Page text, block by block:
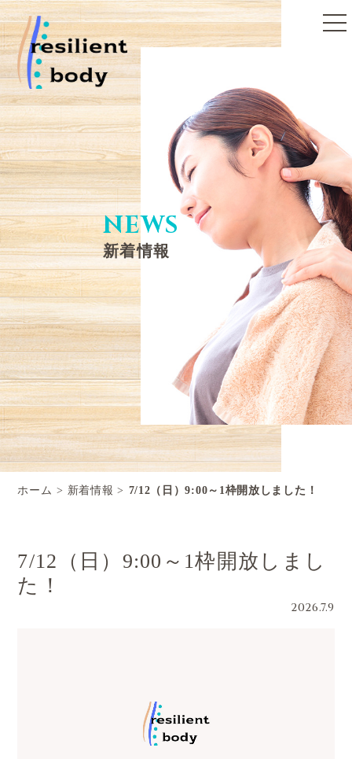
toggle
NEWS
新着情報
ホーム 新着情報 7/12（日）9:00～1枠開放しました！
7/12（日）9:00～1枠開放しまし
た！
2026.7.9